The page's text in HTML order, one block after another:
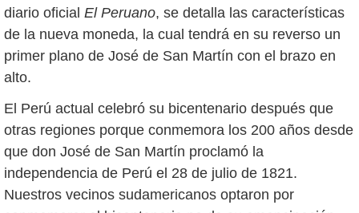
diario oficial El Peruano, se detalla las características
de la nueva moneda, la cual tendrá en su reverso un
primer plano de José de San Martín con el brazo en
alto.
El Perú actual celebró su bicentenario después que
otras regiones porque conmemora los 200 años desde
que don José de San Martín proclamó la
independencia de Perú el 28 de julio de 1821.
Nuestros vecinos sudamericanos optaron por